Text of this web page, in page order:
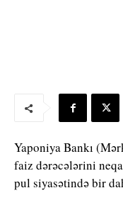
Yaponiya Bankı
faiz dərəcələrini
pul siyasətində bir